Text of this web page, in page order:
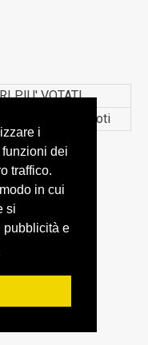
i
dei
traffico.
in cui
si
pubblicità e
PIU' VOTATI
Voti